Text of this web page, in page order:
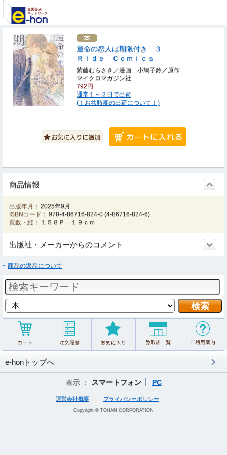
運命の恋人は期限付き ３
Ｒｉｄｅ Ｃｏｍｉｃｓ
紫藤むらさき／漫画 小鳩子鈴／原作
マイクロマガジン社
792円
通常１～２日で出荷
(！お盆時期の出荷について！)
商品情報
出版年月： 2025年9月
ISBNコード： 978-4-86716-824-0 (4-86716-824-6)
頁数・縦：
１５８Ｐ １９ｃｍ
出版社・メーカーからのコメント
商品の返品について
e-honトップへ
表示 ： スマートフォン PC
運営会社概要 プライバシーポリシー
Copyright © TOHAN CORPORATION